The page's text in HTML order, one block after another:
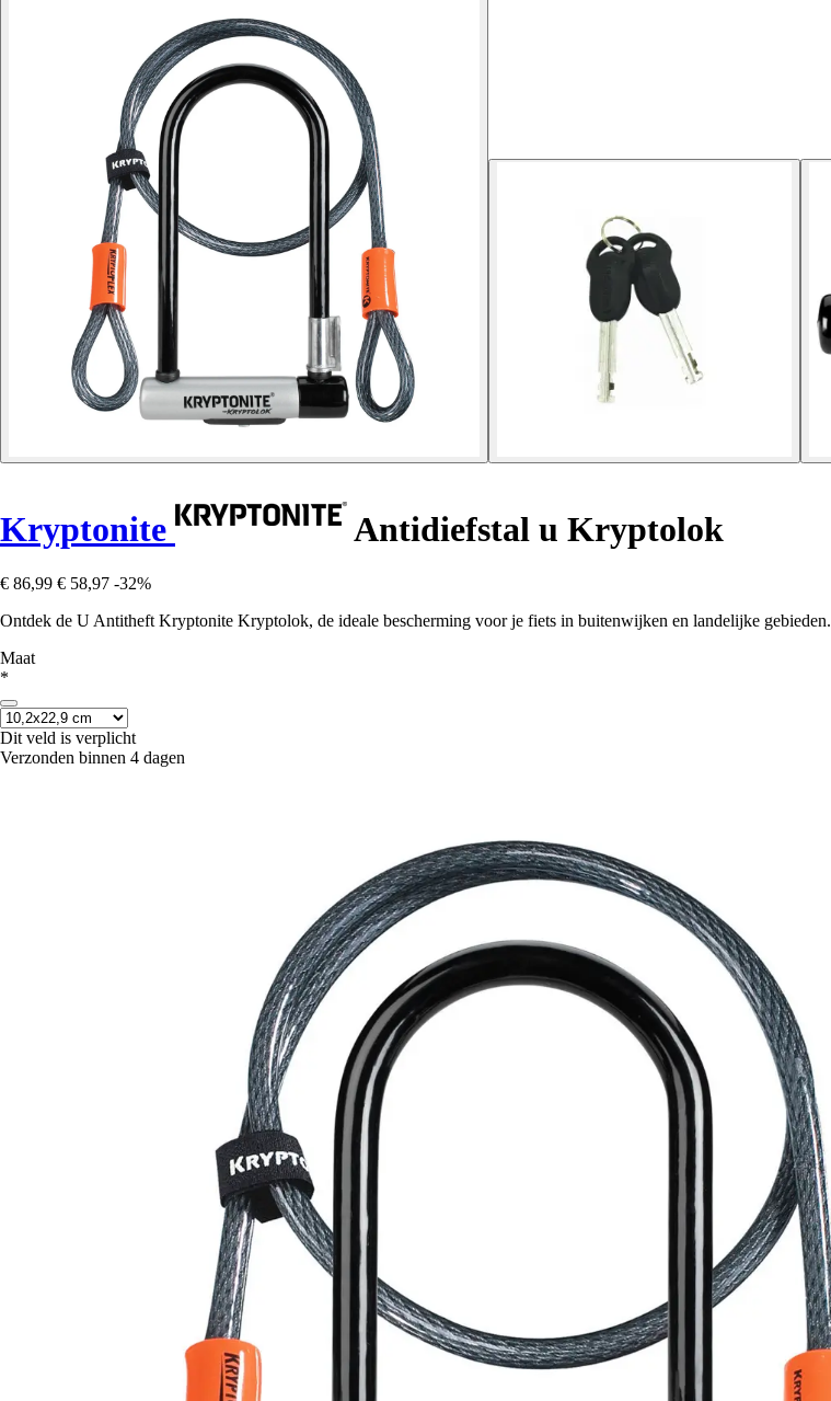
Kryptonite Antidiefstal u Kryptolok
€ 86,99 € 58,97 -32%
Ontdek de U Antitheft Kryptonite Kryptolok, de ideale bescherming voor je fiets in buitenwijken en landelijke gebieden.
Maat
*
Dit veld is verplicht
Verzonden binnen 4 dagen